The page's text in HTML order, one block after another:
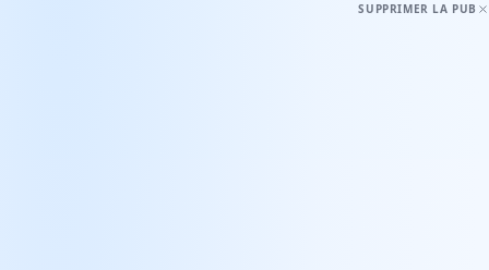
SUPPRIMER LA PUB